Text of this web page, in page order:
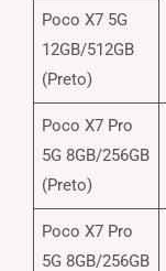
Poco X7 5G
12GB/512GB
(Preto)
Poco X7 Pro
5G 8GB/256GB
(Preto)
Poco X7 Pro
5G 8GB/256GB